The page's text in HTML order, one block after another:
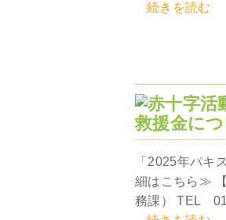
続きを読む
救援金に
「2025年パキ
細はこちら≫
務課） TEL